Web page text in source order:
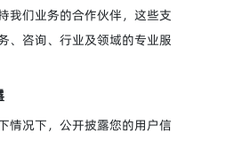
我们业务的合作伙伴，这些支
、咨询、行业及领域的专业服
情况下，公开披露您的用户信